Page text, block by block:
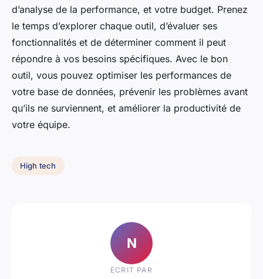
d’analyse de la performance, et votre budget. Prenez
le temps d’explorer chaque outil, d’évaluer ses
fonctionnalités et de déterminer comment il peut
répondre à vos besoins spécifiques. Avec le bon
outil, vous pouvez optimiser les performances de
votre base de données, prévenir les problèmes avant
qu’ils ne surviennent, et améliorer la productivité de
votre équipe.
High tech
N
ECRIT PAR